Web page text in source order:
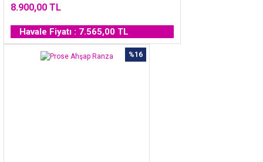
8.900,00 TL
Havale Fiyatı : 7.565,00 TL
%16